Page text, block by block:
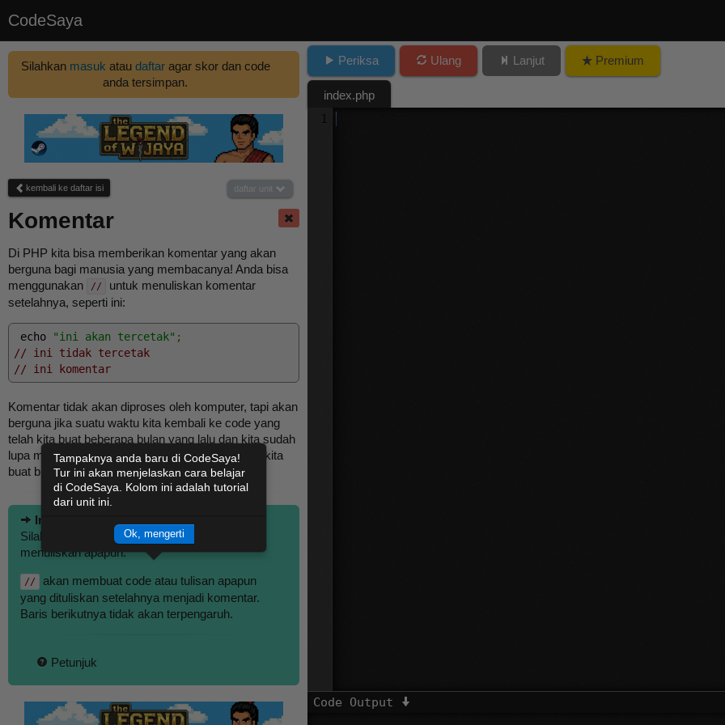
CodeSaya
Silahkan masuk atau daftaragar skor dan code
anda tersimpan.
kembali ke daftar isi daftar unit
Komentar
Tampaknya anda baru di CodeSaya!
Tur ini akan menjelaskan cara belajar
di CodeSaya. Kolom ini adalah tutorial
dari unit ini.
Ok, mengerti
Di PHP kita bisa memberikan komentar yang akan
berguna bagi manusia yang membacanya! Anda bisa
menggunakan
//
untuk menuliskan komentar
setelahnya, seperti ini:
echo "ini akan tercetak" ;
// ini tidak tercetak
// ini komentar
Komentar tidak akan diproses oleh komputer, tapi akan
berguna jika suatu waktu kita kembali ke code yang
telah kita buat beberapa bulan yang lalu dan kita sudah
lupa maksud dari code tersebut. Komentar yang kita
buat bisa menjelaskannya.
Instruksi:
Silahkan coba berikan komentar. Anda bisa
menuliskan apapun.
//
akan membuat code atau tulisan apapun
yang dituliskan setelahnya menjadi komentar.
Baris berikutnya tidak akan terpengaruh.
Petunjuk
Periksa Ulang Lanjut Premium
index.php
1
Code Output